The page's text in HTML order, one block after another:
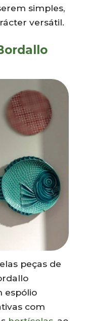
simples,
versátil.
peças de
espólio
com